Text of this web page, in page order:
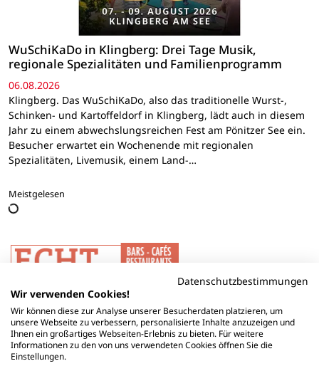
WuSchiKaDo in Klingberg: Drei Tage Musik,
regionale Spezialitäten und Familienprogramm
06.08.2026
Klingberg. Das WuSchiKaDo, also das traditionelle Wurst-,
Schinken- und Kartoffeldorf in Klingberg, lädt auch in diesem
Jahr zu einem abwechslungsreichen Fest am Pönitzer See ein.
Besucher erwartet ein Wochenende mit regionalen
Spezialitäten, Livemusik, einem Land-…
Meistgelesen
Datenschutzbestimmungen
Wir verwenden Cookies!
Wir können diese zur Analyse unserer Besucherdaten platzieren, um
unsere Webseite zu verbessern, personalisierte Inhalte anzuzeigen und
Ihnen ein großartiges Webseiten-Erlebnis zu bieten. Für weitere
Informationen zu den von uns verwendeten Cookies öffnen Sie die
Einstellungen.